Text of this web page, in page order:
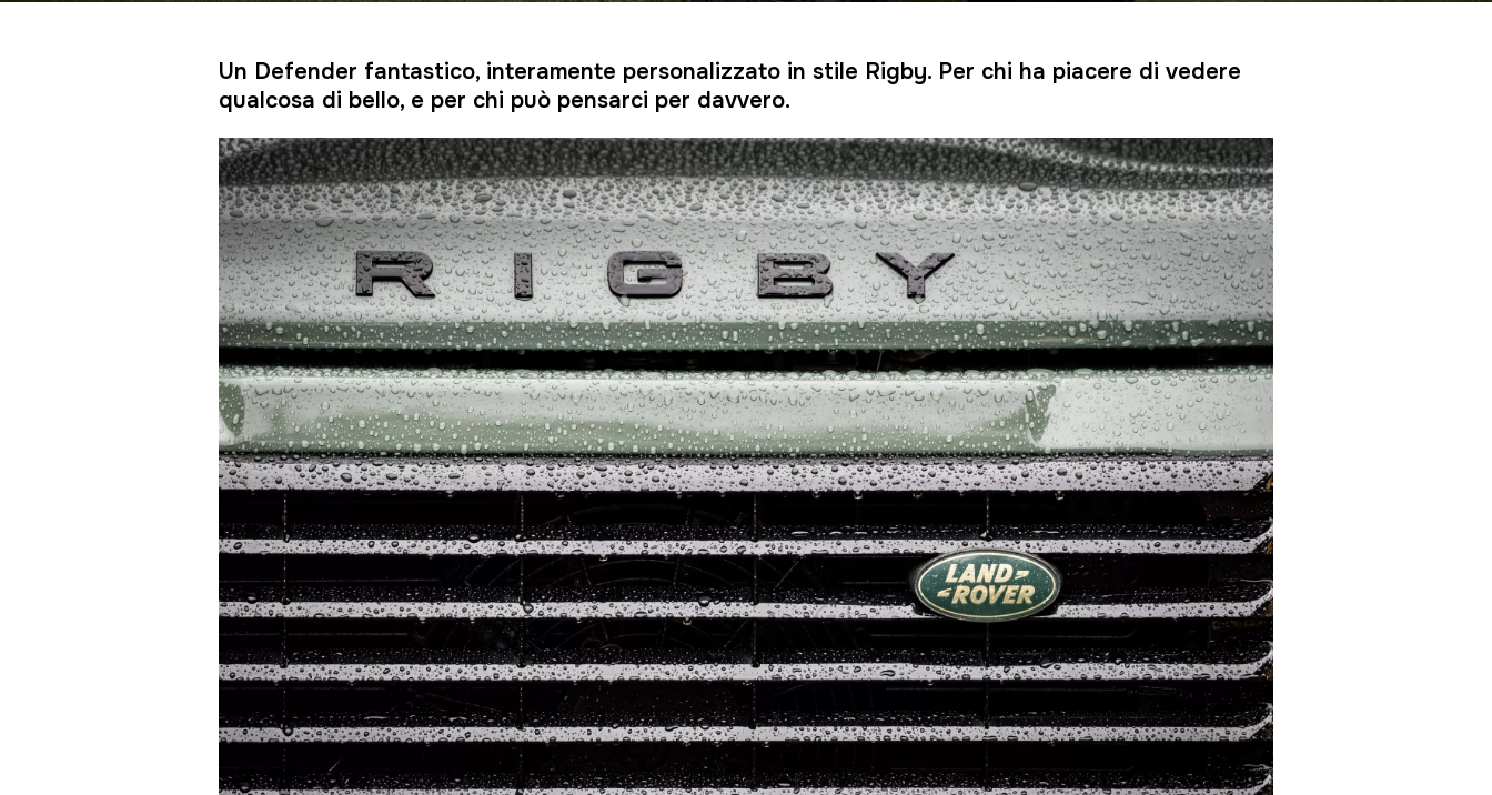
Un Defender fantastico, interamente personalizzato in stile Rigby. Per chi ha piacere di vedere
qualcosa di bello, e per chi può pensarci per davvero.